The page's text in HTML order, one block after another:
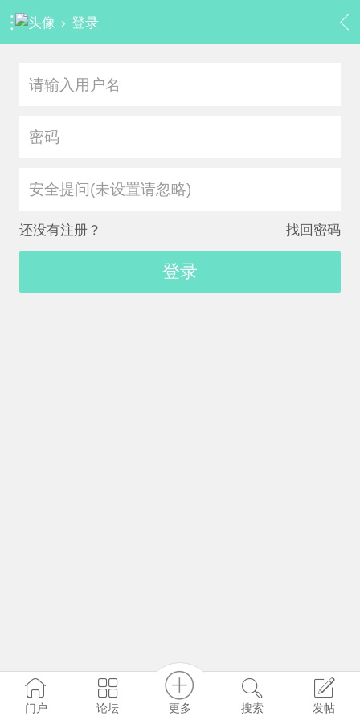
› 登录
安全提问(未设置请忽略)
还没有注册？ 找回密码
登录
门户 论坛 更多 搜索 发帖